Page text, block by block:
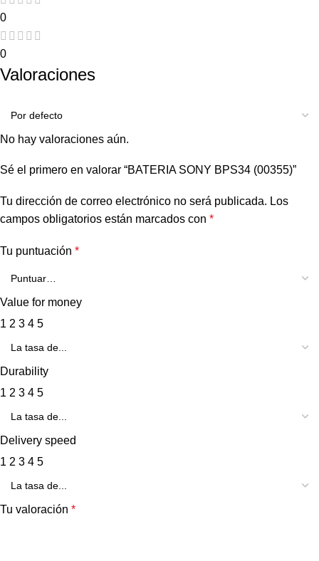
0
0
Valoraciones
No hay valoraciones aún.
Sé el primero en valorar “BATERIA SONY BPS34 (00355)”
Tu dirección de correo electrónico no será publicada. Los
campos obligatorios están marcados con *
Tu puntuación *
Value for money
1 2 3 4 5
Durability
1 2 3 4 5
Delivery speed
1 2 3 4 5
Tu valoración *